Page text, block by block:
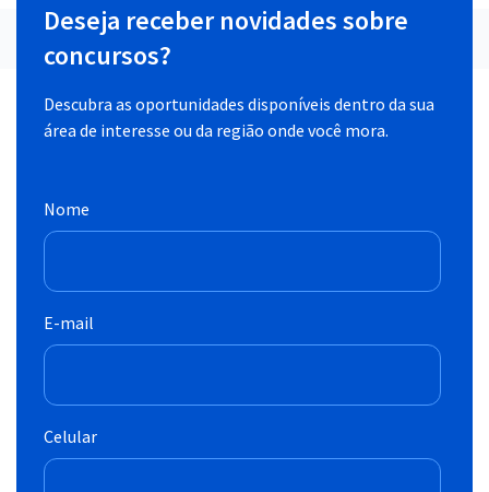
Deseja receber novidades sobre
concursos?
Descubra as oportunidades disponíveis dentro da sua
área de interesse ou da região onde você mora.
Nome
E-mail
Celular